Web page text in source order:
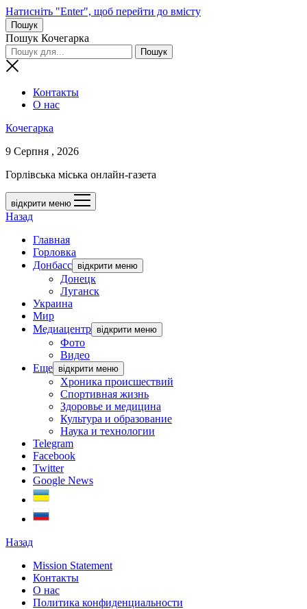
Натисніть "Enter", щоб перейти до вмісту
Пошук
Пошук Кочегарка
Контакты
О нас
Кочегарка
9 Серпня , 2026
Горлівська міська онлайн-газета
відкрити меню
Назад
Главная
Горловка
Донбасс відкрити меню
Донецк
Луганск
Украина
Мир
Медиацентр відкрити меню
Фото
Видео
Еще відкрити меню
Хроника происшествий
Спортивная жизнь
Здоровье и медицина
Культура и образование
Наука и технологии
Telegram
Facebook
Twitter
Google News
Назад
Mission Statement
Контакты
О нас
Политика конфиденциальности